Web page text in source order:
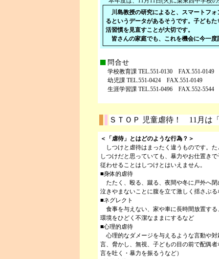
川島教授の研究によると、スマートフ
るというデータがあるそうです。子ども
活習慣を見直すことが大切です。
皆さんの家庭でも、これを機会に今一
問合せ
学校教育課 TEL.551-0130 FAX.551-0149
幼児課 TEL.551-0424 FAX.551-0149
生涯学習課 TEL.551-0496 FAX.552-5544
ＳＴＯＰ 児童虐待！ 11月は
＜「虐待」とはどのような行為？＞
しつけと虐待はまったく違うものです。た
しつけだと思っていても、暴力やお仕置き
従わせることはしつけとはいえません。
■身体的虐待
たたく、殴る、蹴る、夜間や冬に戸外へ閉
泣きやまないことに腹を立て激しく揺さぶる
■ネグレクト
食事を与えない、家や車に長時間放置する
環境をひどく不潔なままにするなど
■心理的虐待
心理的なダメージを与えるような言動や対
言、脅かし、無視、子どもの目の前で配偶者
言を吐く・暴力を振るうなど）